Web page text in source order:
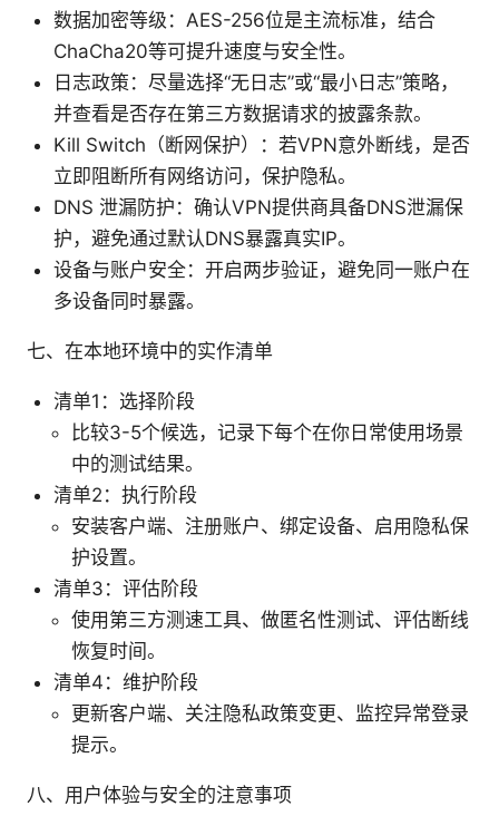
数据加密等级：AES-256位是主流标准，结合
ChaCha20等可提升速度与安全性。
日志政策：尽量选择“无日志”或“最小日志”策略，
并查看是否存在第三方数据请求的披露条款。
Kill Switch（断网保护）：若VPN意外断线，是否
立即阻断所有网络访问，保护隐私。
DNS 泄漏防护：确认VPN提供商具备DNS泄漏保
护，避免通过默认DNS暴露真实IP。
设备与账户安全：开启两步验证，避免同一账户在
多设备同时暴露。
七、在本地环境中的实作清单
清单1：选择阶段
比较3-5个候选，记录下每个在你日常使用场景
中的测试结果。
清单2：执行阶段
安装客户端、注册账户、绑定设备、启用隐私保
护设置。
清单3：评估阶段
使用第三方测速工具、做匿名性测试、评估断线
恢复时间。
清单4：维护阶段
更新客户端、关注隐私政策变更、监控异常登录
提示。
八、用户体验与安全的注意事项